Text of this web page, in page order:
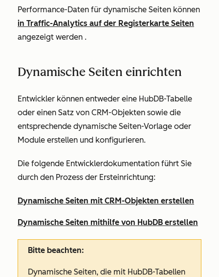
Performance-Daten für dynamische Seiten können
in Traffic-Analytics auf der Registerkarte Seiten
angezeigt werden .
Dynamische Seiten einrichten
Entwickler können entweder eine HubDB-Tabelle
oder einen Satz von CRM-Objekten sowie die
entsprechende dynamische Seiten-Vorlage oder
Module erstellen und konfigurieren.
Die folgende Entwicklerdokumentation führt Sie
durch den Prozess der Ersteinrichtung:
Dynamische Seiten mit CRM-Objekten erstellen
Dynamische Seiten mithilfe von HubDB erstellen
Bitte beachten:
Dynamische Seiten, die mit HubDB-Tabellen